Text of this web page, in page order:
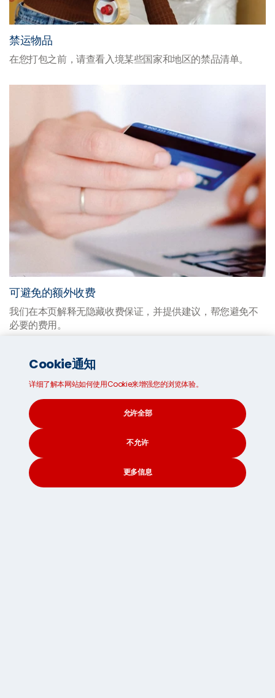
禁运物品
在您打包之前，请查看入境某些国家和地区的禁品清单。
可避免的额外收费
我们在本页解释无隐藏收费保证，并提供建议，帮您避免不
必要的费用。
Cookie通知
详细了解本网站如何使用Cookie来增强您的浏览体验。
允许全部
不允许
更多信息